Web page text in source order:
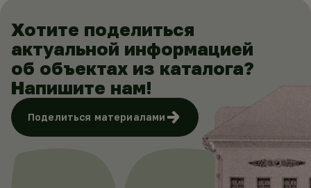
Хотите поделиться
актуальной информацией
об объектах из каталога?
Напишите нам!
Поделиться материалами